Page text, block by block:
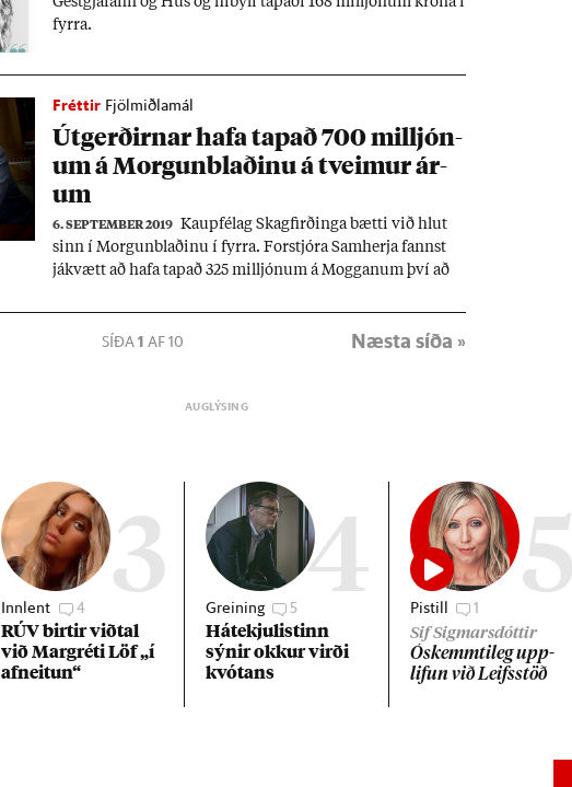
fyrra.
Fréttir Fjölmiðlamál
Út­gerð­irn­ar hafa tap­að 700 millj­ón­
um á Morg­un­blað­inu á tveim­ur ár­
um
6. SEPTEMBER 2019
Kaup­fé­lag Skag­firð­inga bætti við hlut
sinn í Morg­un­blað­inu í fyrra. For­stjóra Sam­herja fannst
já­kvætt að hafa tap­að 325 millj­ón­um á Mogg­an­um því að
SÍÐA1 AF 10 Næsta síða »
3
Innlent 4
RÚV birt­ir við­tal
við Mar­gréti Löf „í
af­neit­un“
4
Greining 5
Há­tekju­list­inn
sýn­ir okk­ur virði
kvót­ans
5
Pistill 1
Sif Sigmarsdóttir
Óskemmti­leg upp­
lif­un við Leifs­stöð